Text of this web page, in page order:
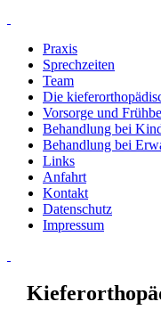
Praxis
Sprechzeiten
Team
Die
Vorsorge und
Behandlung bei
Behandlung bei
Links
Anfahrt
Kontakt
Datenschutz
Impressum